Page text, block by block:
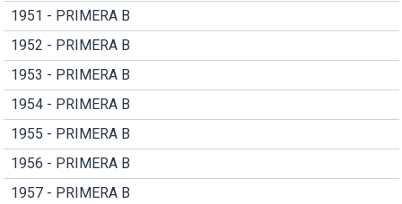
1951 - PRIMERA B
1952 - PRIMERA B
1953 - PRIMERA B
1954 - PRIMERA B
1955 - PRIMERA B
1956 - PRIMERA B
1957 - PRIMERA B